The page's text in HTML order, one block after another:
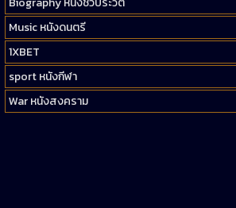
Music หนังดนตรี
1XBET
sport หนังกีฬา
War หนังสงคราม